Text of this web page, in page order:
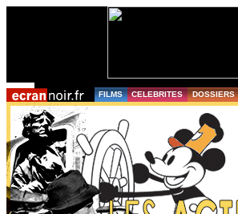
FILMS CELEBRITES DOSSIERS